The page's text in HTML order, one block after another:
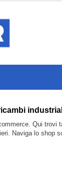
Qui
Naviga lo shop